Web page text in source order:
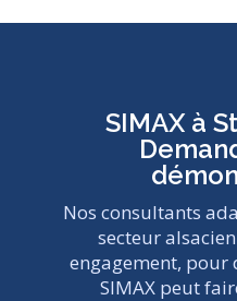
SIMAX à
Nos consultants
secteur
engagement, pour
SIMAX peut